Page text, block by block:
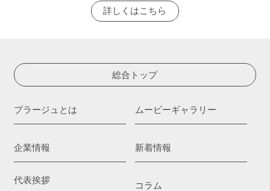
詳しくはこちら
総合トップ
プラージュとは
企業情報
代表挨拶
ムービーギャラリー
新着情報
コラム